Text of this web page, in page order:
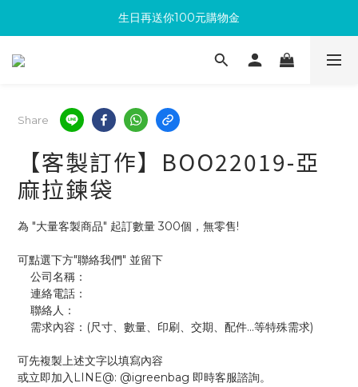
滿300回饋10%購物金
生日再送你100元購物金
加入成為新會員 馬上領取50元購物金
Share
【客製訂作】BOO22019-亞
麻拉鍊袋
為 "大量客製商品" 起訂數量 300個，無零售!
可點選下方"聯絡我們" 並留下
    公司名稱：
    連絡電話：
    聯絡人：
    需求內容：(尺寸、數量、印刷、交期、配件...等特殊需求)
可先複製上述文字以填寫內容
或立即加入LINE@: @igreenbag 即時客服諮詢。